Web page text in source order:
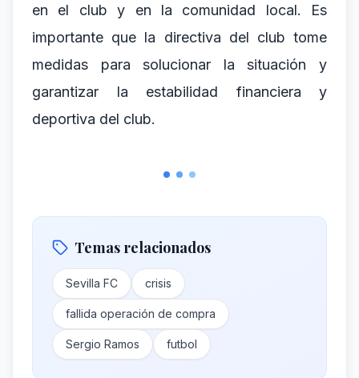
en el club y en la comunidad local. Es
importante que la directiva del club tome
medidas para solucionar la situación y
garantizar la estabilidad financiera y
deportiva del club.
Temas relacionados
Sevilla FC crisis
fallida operación de compra
Sergio Ramos futbol